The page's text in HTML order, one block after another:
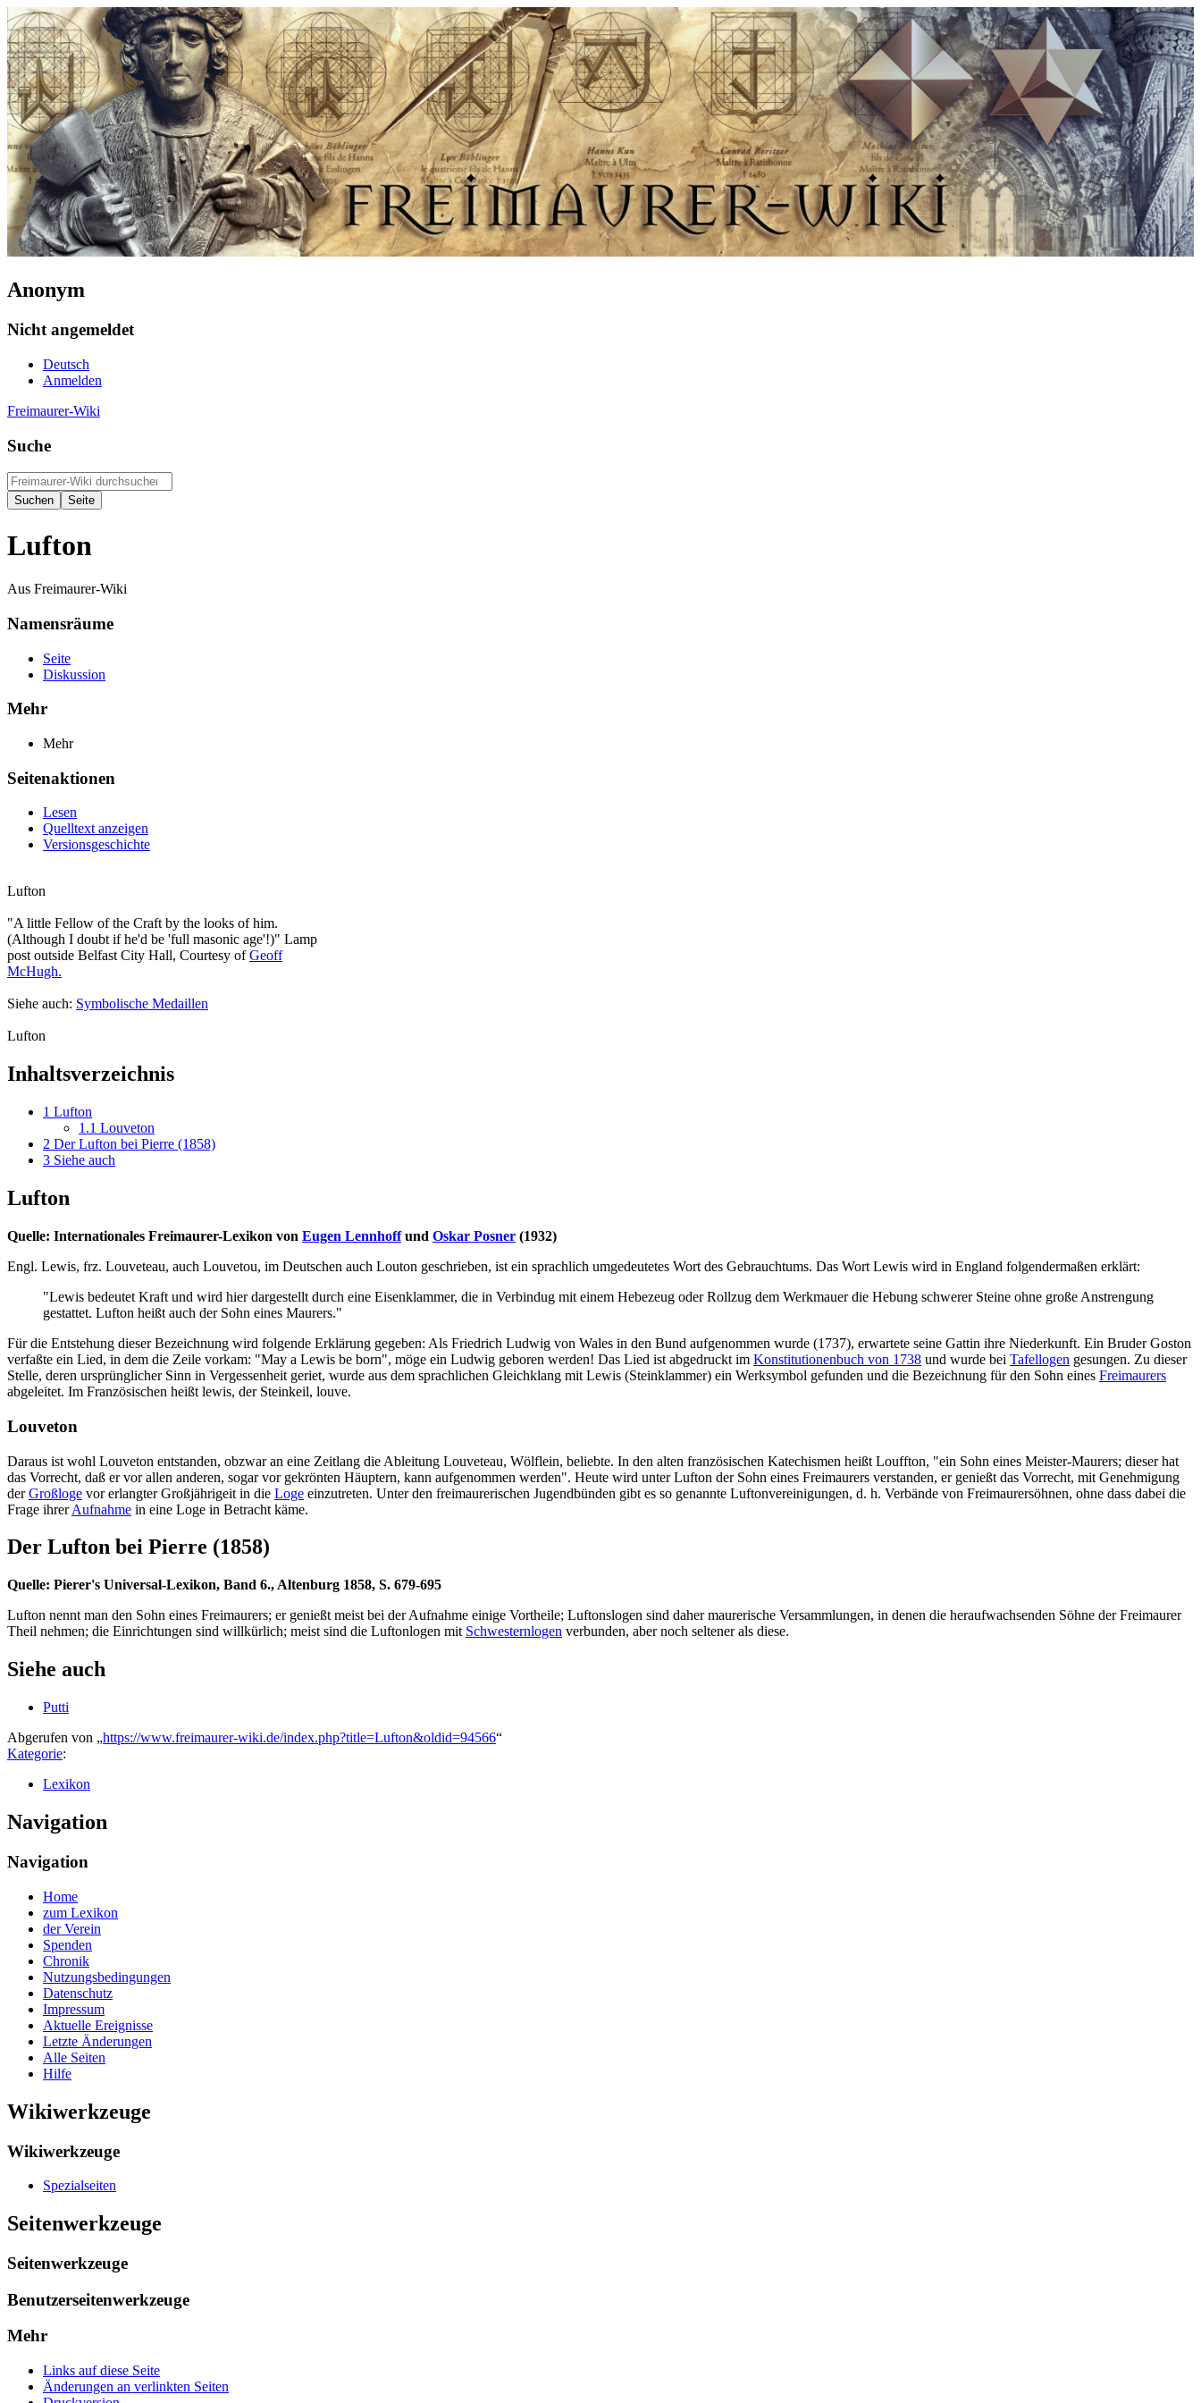
Anonym
Nicht angemeldet
Deutsch
Anmelden
Freimaurer-Wiki
Suche
Lufton
Aus Freimaurer-Wiki
Namensräume
Seite
Diskussion
Mehr
Mehr
Seitenaktionen
Lesen
Quelltext anzeigen
Versionsgeschichte
Lufton
"A little Fellow of the Craft by the looks of him.
(Although I doubt if he'd be 'full masonic age'!)" Lamp
post outside Belfast City Hall, Courtesy ofGeoff
McHugh.
Siehe auch: Symbolische Medaillen
Lufton
Inhaltsverzeichnis
1 Lufton
1.1 Louveton
2 Der Lufton bei Pierre (1858)
3 Siehe auch
Lufton
Quelle: Internationales Freimaurer-Lexikon von Eugen Lennhoffund Oskar Posner (1932)
Engl. Lewis, frz. Louveteau, auch Louvetou, im Deutschen auch Louton geschrieben, ist ein sprachlich umgedeutetes Wort des Gebrauchtums. Das Wort Lewis wird in England folgendermaßen erklärt:
"Lewis bedeutet Kraft und wird hier dargestellt durch eine Eisenklammer, die in Verbindug mit einem Hebezeug oder Rollzug dem Werkmauer die Hebung schwerer Steine ohne große Anstrengung
gestattet. Lufton heißt auch der Sohn eines Maurers."
Für die Entstehung dieser Bezeichnung wird folgende Erklärung gegeben: Als Friedrich Ludwig von Wales in den Bund aufgenommen wurde (1737), erwartete seine Gattin ihre Niederkunft. Ein Bruder Goston
verfaßte ein Lied, in dem die Zeile vorkam: "May a Lewis be born", möge ein Ludwig geboren werden! Das Lied ist abgedruckt im Konstitutionenbuch von 1738 und wurde bei Tafellogen gesungen. Zu dieser
Stelle, deren ursprünglicher Sinn in Vergessenheit geriet, wurde aus dem sprachlichen Gleichklang mit Lewis (Steinklammer) ein Werksymbol gefunden und die Bezeichnung für den Sohn eines Freimaurers
abgeleitet. Im Französischen heißt lewis, der Steinkeil, louve.
Louveton
Daraus ist wohl Louveton entstanden, obzwar an eine Zeitlang die Ableitung Louveteau, Wölflein, beliebte. In den alten französischen Katechismen heißt Louffton, "ein Sohn eines Meister-Maurers; dieser hat
das Vorrecht, daß er vor allen anderen, sogar vor gekrönten Häuptern, kann aufgenommen werden". Heute wird unter Lufton der Sohn eines Freimaurers verstanden, er genießt das Vorrecht, mit Genehmigung
derGroßloge vor erlangter Großjährigeit in die Loge einzutreten. Unter den freimaurerischen Jugendbünden gibt es so genannte Luftonvereinigungen, d. h. Verbände von Freimaurersöhnen, ohne dass dabei die
Frage ihrerAufnahme in eine Loge in Betracht käme.
Der Lufton bei Pierre (1858)
Quelle: Pierer's Universal-Lexikon, Band 6., Altenburg 1858, S. 679-695
Lufton nennt man den Sohn eines Freimaurers; er genießt meist bei der Aufnahme einige Vortheile; Luftonslogen sind daher maurerische Versammlungen, in denen die heraufwachsenden Söhne der Freimaurer
Theil nehmen; die Einrichtungen sind willkürlich; meist sind die Luftonlogen mit Schwesternlogen verbunden, aber noch seltener als diese.
Siehe auch
Putti
Abgerufen von „https://www.freimaurer-wiki.de/index.php?title=Lufton&oldid=94566“
Kategorie:
Lexikon
Navigation
Navigation
Home
zum Lexikon
der Verein
Spenden
Chronik
Nutzungsbedingungen
Datenschutz
Impressum
Aktuelle Ereignisse
Letzte Änderungen
Alle Seiten
Hilfe
Wikiwerkzeuge
Wikiwerkzeuge
Spezialseiten
Seitenwerkzeuge
Seitenwerkzeuge
Benutzerseitenwerkzeuge
Mehr
Links auf diese Seite
Änderungen an verlinkten Seiten